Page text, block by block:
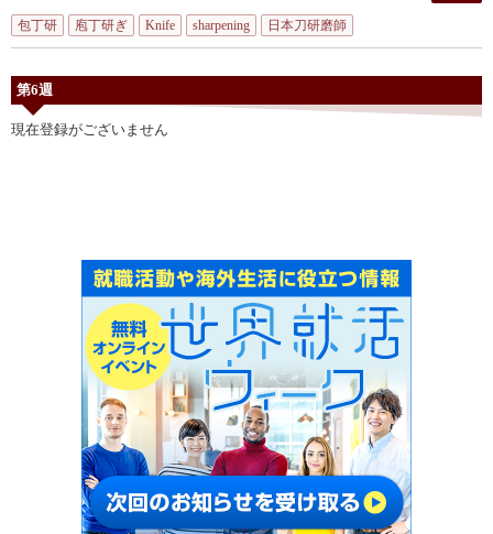
包丁研 庖丁研ぎ Knife sharpening 日本刀研磨師
第6週
現在登録がございません